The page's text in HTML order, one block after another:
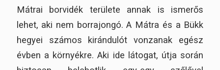
Mátrai borvidék területe annak is ismerős
lehet, aki nem borrajongó. A Mátra és a Bükk
hegyei számos kirándulót vonzanak egész
évben a környékre. Aki ide látogat, útja során